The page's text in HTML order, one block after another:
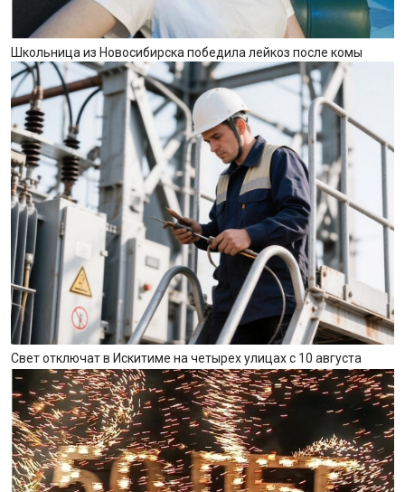
Школьница из Новосибирска победила лейкоз после комы
Свет отключат в Искитиме на четырех улицах с 10 августа